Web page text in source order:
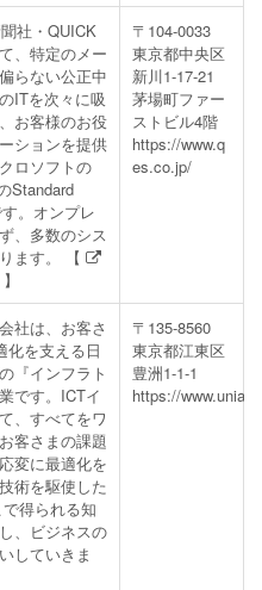
社・QUICK
、特定のメー
らない公正中
ITを次々に吸
お客様のお役
ションを提供
ロソフトの
Standard
。オンプレ
、多数のシス
ます。 【
】
〒104-0033
東京都中央区
新川1-17-21
茅場町ファー
ストビル4階
https://www.q
es.co.jp/
社は、お客さ
化を支える日
『インフラト
です。ICTイ
、すべてをワ
客さまの課題
変に最適化を
術を駆使した
得られる知
、ビジネスの
していきま
〒135-8560
東京都江東区
豊洲1-1-1
https://